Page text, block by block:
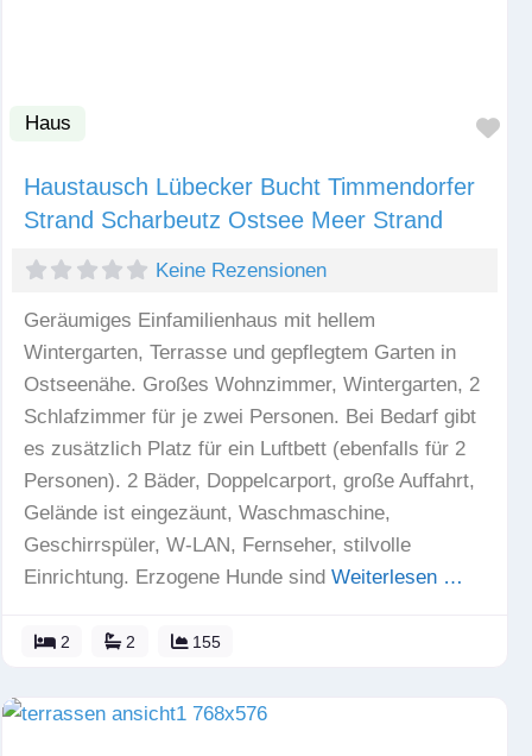
Haus
Haustausch Lübecker Bucht Timmendorfer
Strand Scharbeutz Ostsee Meer Strand
Keine Rezensionen
Geräumiges Einfamilienhaus mit hellem
Wintergarten, Terrasse und gepflegtem Garten in
Ostseenähe. Großes Wohnzimmer, Wintergarten, 2
Schlafzimmer für je zwei Personen. Bei Bedarf gibt
es zusätzlich Platz für ein Luftbett (ebenfalls für 2
Personen). 2 Bäder, Doppelcarport, große Auffahrt,
Gelände ist eingezäunt, Waschmaschine,
Geschirrspüler, W-LAN, Fernseher, stilvolle
Einrichtung. Erzogene Hunde sind Weiterlesen …
2 2 155